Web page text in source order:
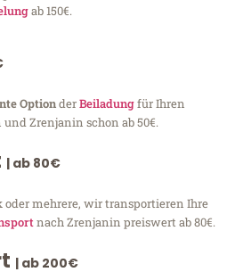
ab 150€.
OptionderBeiladungfür Ihren
Zrenjanin schon ab 50€.
| ab 80€
oder mehrere, wir transportieren Ihre
nach Zrenjanin preiswert ab 80€.
| ab 200€